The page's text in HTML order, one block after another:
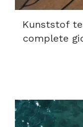
Kunststof
complete